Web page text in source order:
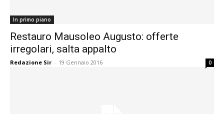
In primo piano
Restauro Mausoleo Augusto: offerte
irregolari, salta appalto
Redazione Sir - 19 Gennaio 2016 0